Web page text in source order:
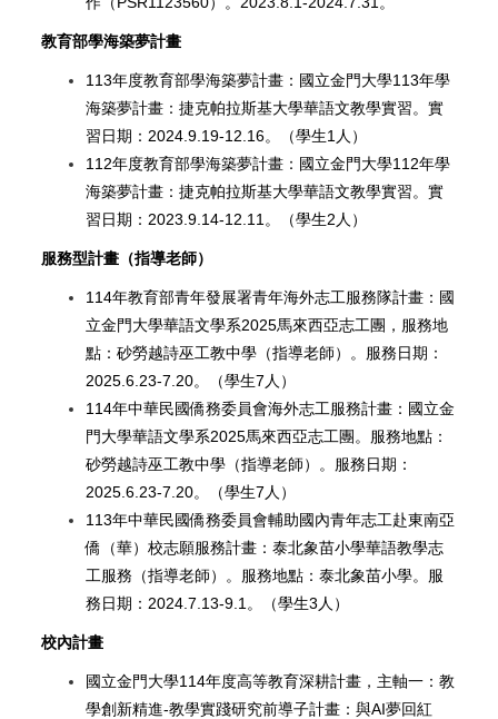
教育部學海築夢計畫
113年度教育部學海築夢計畫：國立金門大學113年學
海築夢計畫：捷克帕拉斯基大學華語文教學實習。實
習日期：2024.9.19-12.16。（學生1人）
112年度教育部學海築夢計畫：國立金門大學112年學
海築夢計畫：捷克帕拉斯基大學華語文教學實習。實
習日期：2023.9.14-12.11。（學生2人）
服務型計畫（指導老師）
114年教育部青年發展署青年海外志工服務隊計畫：國
立金門大學華語文學系2025馬來西亞志工團，服務地
點：砂勞越詩巫工教中學（指導老師）。服務日期：
2025.6.23-7.20。（學生7人）
114年中華民國僑務委員會海外志工服務計畫：國立金
門大學華語文學系2025馬來西亞志工團。服務地點：
砂勞越詩巫工教中學（指導老師）。服務日期：
2025.6.23-7.20。（學生7人）
113年中華民國僑務委員會輔助國內青年志工赴東南亞
僑（華）校志願服務計畫：泰北象苗小學華語教學志
工服務（指導老師）。服務地點：泰北象苗小學。服
務日期：2024.7.13-9.1。（學生3人）
校內計畫
國立金門大學114年度高等教育深耕計畫，主軸一：教
學創新精進-教學實踐研究前導子計畫：與AI夢回紅